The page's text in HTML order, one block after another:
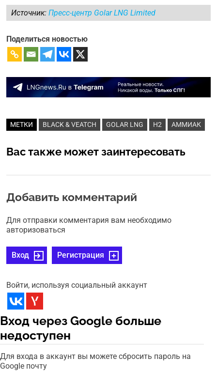
Источник:Пресс-центр Golar LNG Limited
Поделиться новостью
МЕТКИ BLACK & VEATCH GOLAR LNG H2 АММИАК
Вас также может заинтересовать
Добавить комментарий
Для отправки комментария вам необходимо
авторизоваться
Вход Регистрация
Войти, используя социальный аккаунт
Вход через Google больше
недоступен
Для входа в аккаунт вы можете сбросить пароль на
Google почту